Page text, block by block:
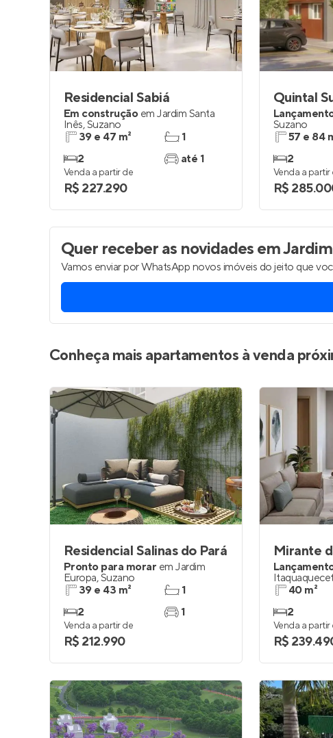
Entrar no Painel
Residencial Sabiá
Em construção em Jardim Santa
Inês,Suzano
39 e 47 m²
2
1
até 1
Venda a partir de
R$ 227.290
Quintal
Suzano
57 e 84
2
Venda a partir
R$
Quer receber as novidadesem
Vamos enviar por WhatsApp novos imóveis do jeito que
Conheça mais apartamentos à venda
Residencial Salinas do Pará
Pronto para morar em Jardim
Europa,Suzano
39 e 43 m²
2
1
1
Venda a partir de
R$ 212.990
Mirante
40 m²
2
Venda a partir
R$